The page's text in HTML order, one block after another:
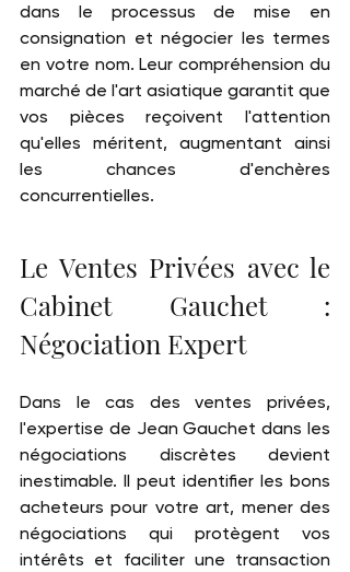
dans le processus de mise en
consignation et négocier les termes
en votre nom. Leur compréhension du
marché de l'art asiatique garantit que
vos pièces reçoivent l'attention
qu'elles méritent, augmentant ainsi
les chances d'enchères
concurrentielles.
Le Ventes Privées avec le
Cabinet Gauchet :
Négociation Expert
Dans le cas des ventes privées,
l'expertise de Jean Gauchet dans les
négociations discrètes devient
inestimable. Il peut identifier les bons
acheteurs pour votre art, mener des
négociations qui protègent vos
intérêts et faciliter une transaction